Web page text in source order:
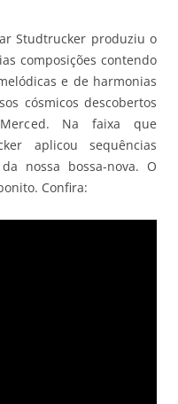
Studtrucker produziu o
composições contendo
e de harmonias
cósmicos descobertos
Na faixa que
aplicou sequências
nossa bossa-nova. O
Confira: